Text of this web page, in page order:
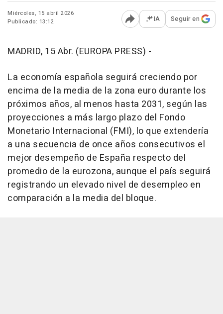
Miércoles, 15 abril 2026
Publicado: 13:12
Abrir opciones para
IA Seguir en
MADRID, 15 Abr. (EUROPA PRESS) -
La economía española seguirá creciendo por
encima de la media de la zona euro durante los
próximos años, al menos hasta 2031, según las
proyecciones a más largo plazo del Fondo
Monetario Internacional (FMI), lo que extendería
a una secuencia de once años consecutivos el
mejor desempeño de España respecto del
promedio de la eurozona, aunque el país seguirá
registrando un elevado nivel de desempleo en
comparación a la media del bloque.